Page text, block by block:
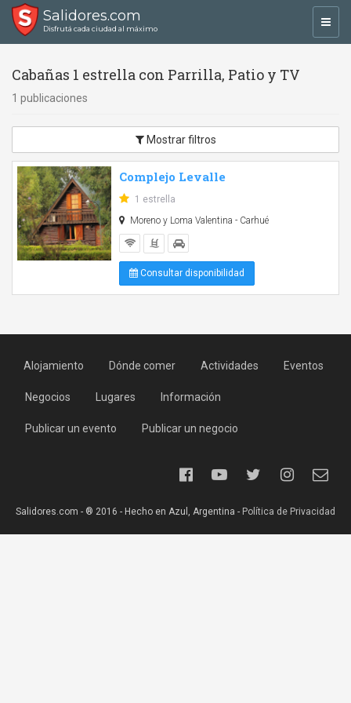
Salidores.com
Disfrutá cada ciudad al máximo
Cabañas 1 estrella con Parrilla, Patio y TV
1 publicaciones
Mostrar filtros
Complejo Levalle
1 estrella
Moreno y Loma Valentina - Carhué
Consultar disponibilidad
Alojamiento Dónde comer Actividades Eventos
Negocios Lugares Información
Publicar un evento Publicar un negocio
Salidores.com - ® 2016 - Hecho en Azul, Argentina - Política de Privacidad